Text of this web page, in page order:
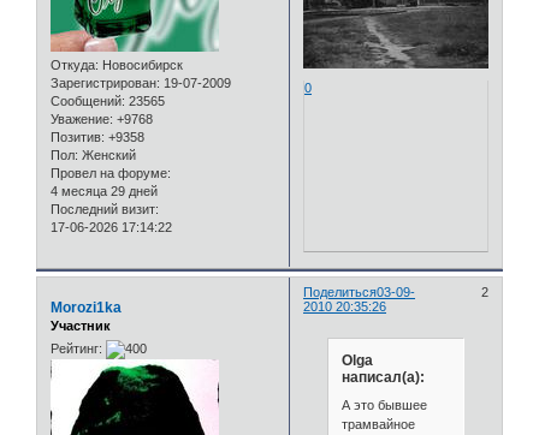
Откуда: Новосибирск
Зарегистрирован: 19-07-2009
Сообщений: 23565
Уважение: +9768
Позитив: +9358
Пол: Женский
Провел на форуме:
4 месяца 29 дней
Последний визит:
17-06-2026 17:14:22
0
Поделиться 2
03-09-
2010 20:35:26
Morozi1ka
Участник
Рейтинг:
Olga
написал(а):
А это бывшее
трамвайное